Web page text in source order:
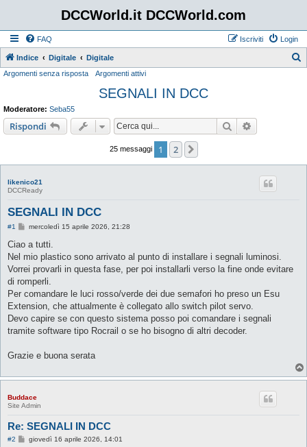
DCCWorld.it DCCWorld.com
FAQ Login
Iscriviti
Indice Digitale Digitale
Argomenti senza risposta Argomenti attivi
SEGNALI IN DCC
Moderatore: Seba55
Rispondi Cerca
25 messaggi 1 2
likenico21
DCCReady
SEGNALI IN DCC
#1
M
s
a
g
i
o
mercoledì 15 aprile 2026, 21:28
Ciao a tutti.
Nel mio plastico sono arrivato al punto di installare i segnali luminosi.
Vorrei provarli in questa fase, per poi installarli verso la fine onde evitare
di romperli.
Per comandare le luci rosso/verde dei due semafori ho preso un Esu
Extension, che attualmente è collegato allo switch pilot servo.
Devo capire se con questo sistema posso poi comandare i segnali
tramite software tipo Rocrail o se ho bisogno di altri decoder.
Grazie e buona serata
Buddace
Site Admin
Re: SEGNALI IN DCC
#2
Mgiovedì 16 aprile 2026, 14:01